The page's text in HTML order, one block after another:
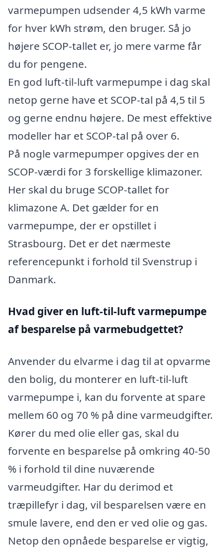
varmepumpen udsender 4,5 kWh varme
for hver kWh strøm, den bruger. Så jo
højere SCOP-tallet er, jo mere varme får
du for pengene.
En god luft-til-luft varmepumpe i dag skal
netop gerne have et SCOP-tal på 4,5 til 5
og gerne endnu højere. De mest effektive
modeller har et SCOP-tal på over 6.
På nogle varmepumper opgives der en
SCOP-værdi for 3 forskellige klimazoner.
Her skal du bruge SCOP-tallet for
klimazone A. Det gælder for en
varmepumpe, der er opstillet i
Strasbourg. Det er det nærmeste
referencepunkt i forhold til Svenstrup i
Danmark.
Hvad giver en luft-til-luft varmepumpe
af besparelse på varmebudgettet?
Anvender du elvarme i dag til at opvarme
den bolig, du monterer en luft-til-luft
varmepumpe i, kan du forvente at spare
mellem 60 og 70 % på dine varmeudgifter.
Kører du med olie eller gas, skal du
forvente en besparelse på omkring 40-50
% i forhold til dine nuværende
varmeudgifter. Har du derimod et
træpillefyr i dag, vil besparelsen være en
smule lavere, end den er ved olie og gas.
Netop den opnåede besparelse er vigtig,